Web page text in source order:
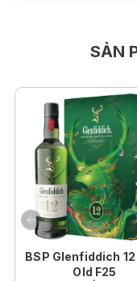
SẢN
BSP Glenfiddich 12
Old F25